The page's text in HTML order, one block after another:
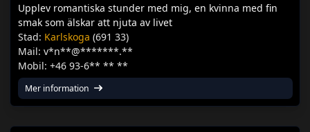
Upplev romantiska stunder med mig, en kvinna med fin
smak som älskar att njuta av livet
Stad: Karlskoga (691 33)
Mail: v*n**@*******.**
Mobil: +46 93-6** ** **
Mer information